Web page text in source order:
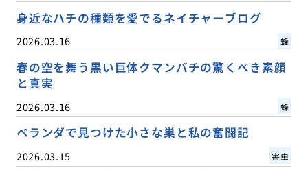
身近なハチの種類を愛でるネイチャーブログ
2026.03.16 蜂
春の空を舞う黒い巨体クマンバチの驚くべき素顔
と真実
2026.03.16 蜂
ベランダで見つけた小さな巣と私の奮闘記
2026.03.15 害虫